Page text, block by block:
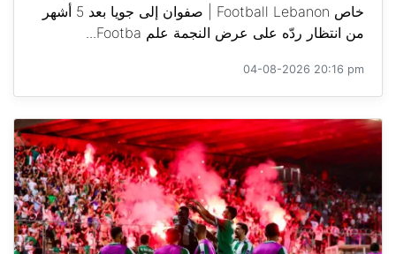
خاص Football Lebanon | صفوان إلى جويا بعد 5 أشهر
من انتظار ردّه على عرض النجمة علم Footba...
04-08-2026 20:16 pm